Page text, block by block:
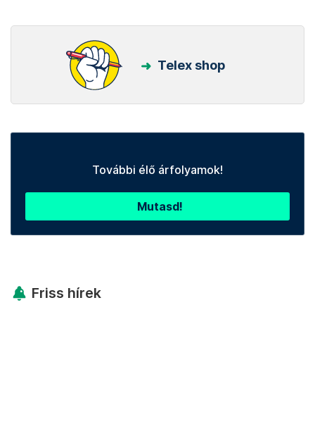
Telex shop
További élő árfolyamok!
Mutasd!
Friss hírek